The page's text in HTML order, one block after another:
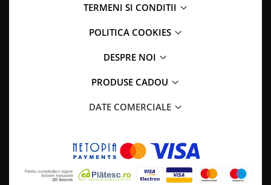
TERMENI SI CONDITII
POLITICA COOKIES
DESPRE NOI
PRODUSE CADOU
DATE COMERCIALE